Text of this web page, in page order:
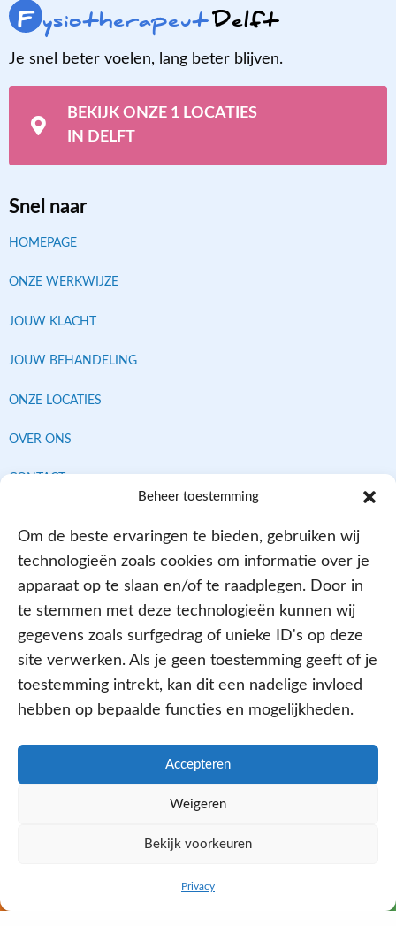
Beheer toestemming
Om de beste ervaringen te bieden, gebruiken wij
technologieën zoals cookies om informatie over je
apparaat op te slaan en/of te raadplegen. Door in
te stemmen met deze technologieën kunnen wij
gegevens zoals surfgedrag of unieke ID's op deze
site verwerken. Als je geen toestemming geeft of je
toestemming intrekt, kan dit een nadelige invloed
hebben op bepaalde functies en mogelijkheden.
Accepteren
Weigeren
Bekijk voorkeuren
Privacy
F ysiotherapeutDelft
Je snel beter voelen, lang beter blijven.
BEKIJK ONZE 1 LOCATIES
IN DELFT
Snel naar
HOMEPAGE
ONZE WERKWIJZE
JOUW KLACHT
JOUW BEHANDELING
ONZE LOCATIES
OVER ONS
Contracten met alle verzekeraars
PRIVACY- EN COOKIE POLICY
WE ZIJN ONLINE